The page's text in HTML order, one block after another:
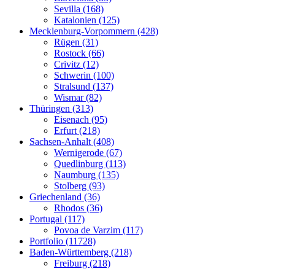
Sevilla (168)
Katalonien (125)
Mecklenburg-Vorpommern (428)
Rügen (31)
Rostock (66)
Crivitz (12)
Schwerin (100)
Stralsund (137)
Wismar (82)
Thüringen (313)
Eisenach (95)
Erfurt (218)
Sachsen-Anhalt (408)
Wernigerode (67)
Quedlinburg (113)
Naumburg (135)
Stolberg (93)
Griechenland (36)
Rhodos (36)
Portugal (117)
Povoa de Varzim (117)
Portfolio (11728)
Baden-Württemberg (218)
Freiburg (218)